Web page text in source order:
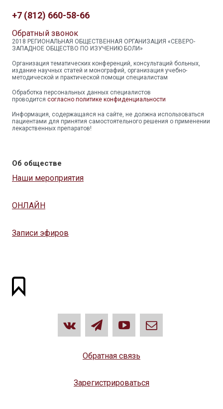
+7 (812) 660-58-66
Обратный звонок
2018 РЕГИОНАЛЬНАЯ ОБЩЕСТВЕННАЯ ОРГАНИЗАЦИЯ «СЕВЕРО-
ЗАПАДНОЕ ОБЩЕСТВО ПО ИЗУЧЕНИЮ БОЛИ»
Организация тематических конференций, консультаций больных,
издание научных статей и монографий, организация учебно-
методической и практической помощи специалистам
Обработка персональных данных специалистов
проводится согласно политике конфиденциальности
Информация, содержащаяся на сайте, не должна использоваться
пациентами для принятия самостоятельного решения о применении
лекарственных препаратов!
Об обществе
Наши мероприятия
ОНЛАЙН
Записи эфиров
Обратная связь
Зарегистрироваться